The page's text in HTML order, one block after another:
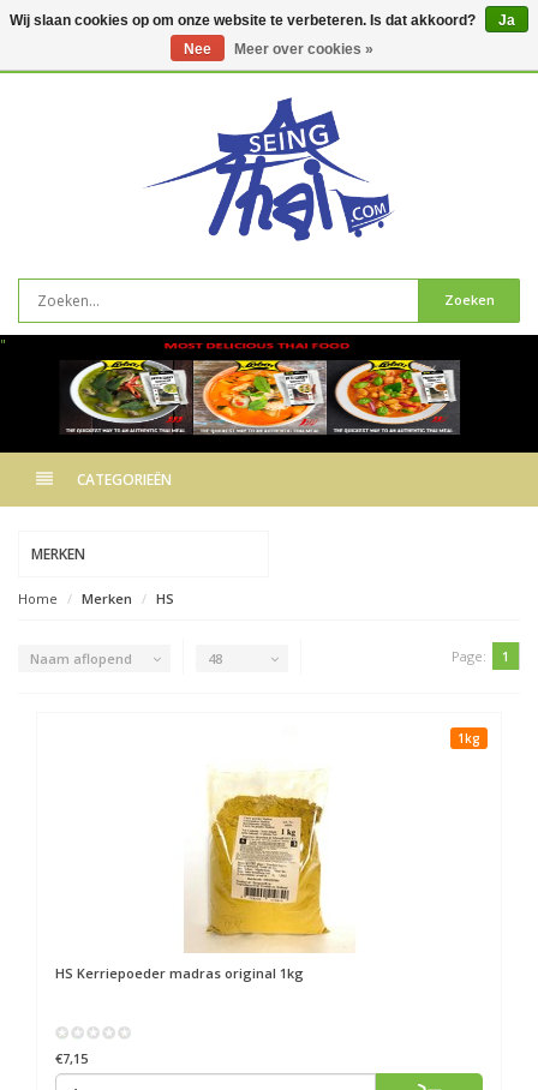
Zoeken
"
CATEGORIEËN
MERKEN
Home Merken HS
Naam aflopend 48 Page: 1
1kg
HS Kerriepoeder madras original 1kg
€7,15
Wij slaan cookies op om onze website te verbeteren. Is dat akkoord?
Ja
Nee
Meer over cookies »